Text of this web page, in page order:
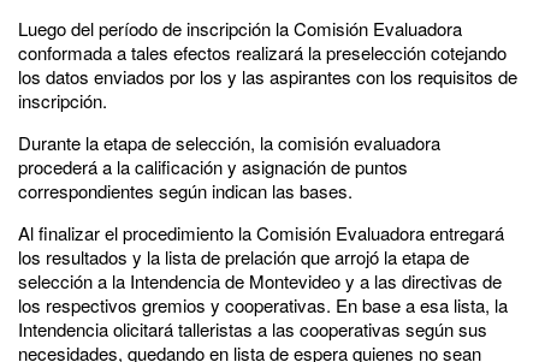
Luego del período de inscripción la Comisión Evaluadora
conformada a tales efectos realizará la preselección cotejando
los datos enviados por los y las aspirantes con los requisitos de
inscripción.
Durante la etapa de selección, la comisión evaluadora
procederá a la calificación y asignación de puntos
correspondientes según indican las bases.
Al finalizar el procedimiento la Comisión Evaluadora entregará
los resultados y la lista de prelación que arrojó la etapa de
selección a la Intendencia de Montevideo y a las directivas de
los respectivos gremios y cooperativas. En base a esa lista, la
Intendencia olicitará talleristas a las cooperativas según sus
necesidades, quedando en lista de espera quienes no sean